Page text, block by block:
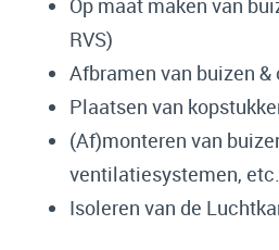
Op maat maken van
RVS)
Afbramen van buizen &
Plaatsen van
(Af)monteren van
ventilatiesystemen, etc.
Isoleren van de